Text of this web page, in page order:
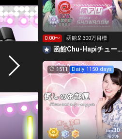
0:00〜 函館🦑300万目標
函館Chu-Hapiチューハピ🌈
top30
モデル
1511 Daily 1150 days